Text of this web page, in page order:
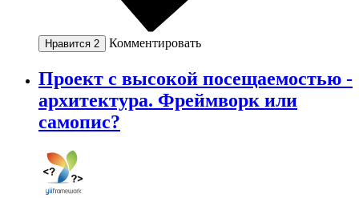
Нравится 2 Комментировать
Проект с высокой посещаемостью -
архитектура. Фреймворк или
самопис?